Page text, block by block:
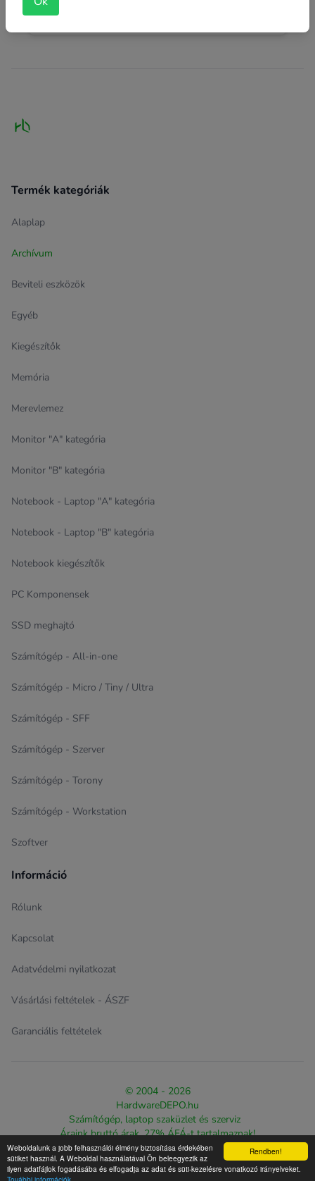
Rendben!
Weboldalunk a jobb felhasználói élmény biztosítása érdekében
sütiket használ. A Weboldal használatával Ön beleegyezik az
ilyen adatfájlok fogadásába és elfogadja az adat és süti-kezelésre vonatkozó irányelveket.
kellős közepén, egy iskolai óra alatt, esetleg mozizás
Termék kategóriák
Alaplap
Archívum
Beviteli eszközök
Egyéb
Kiegészítők
Memória
Merevlemez
Monitor "A" kategória
Monitor "B" kategória
Notebook - Laptop "A" kategória
Notebook - Laptop "B" kategória
Notebook kiegészítők
PC Komponensek
SSD meghajtó
Számítógép - All-in-one
Számítógép - Micro / Tiny / Ultra
Számítógép - SFF
Számítógép - Szerver
Számítógép - Torony
Számítógép - Workstation
Szoftver
Információ
Rólunk
Kapcsolat
Adatvédelmi nyilatkozat
Vásárlási feltételek - ÁSZF
Garanciális feltételek
© 2004 - 2026
HardwareDEPO.hu
Számítógép, laptop szaküzlet és szerviz
Áraink bruttó árak, 27% ÁFÁ-t tartalmaznak!
Design & eCommerce solution proudly created byThe Web
Warriorz